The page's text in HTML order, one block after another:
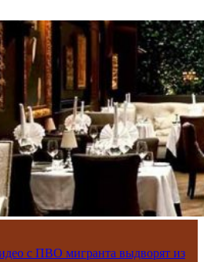
с ПВО мигранта выдворят из